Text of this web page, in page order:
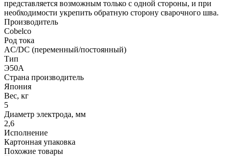
представляется возможным только с одной стороны, и при
необходимости укрепить обратную сторону сварочного шва.
Производитель
Cobelco
Род тока
AC/DC (переменный/постоянный)
Тип
Э50А
Страна производитель
Япония
Вес, кг
5
Диаметр электрода, мм
2,6
Исполнение
Картонная упаковка
Похожие товары